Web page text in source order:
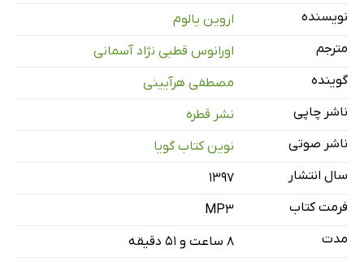
مقدمه - بخش اول
بخش دوم - ترس از مردن جانشین هیچ چیز نیست
بخش سوم - تجربه‌ای بیدار کننده
تصمیم اساسی به عنوان تجربه‌ای بیدار کننده
نویسنده
اروین یالوم
مترجم
اورانوس قطبی نژاد آسمانی
گوینده
مصطفی هرآیینی
ناشر چاپی
نشر قطره
ناشر صوتی
نوین کتاب گویا
سال انتشار
۱۳۹۷
فرمت کتاب
MP3
مدت
۸ ساعت و ۵۱ دقیقه